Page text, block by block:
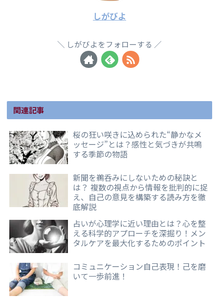
しがびよ
しがびよをフォローする
関連記事
桜の狂い咲きに込められた“静かなメ
ッセージ”とは？感性と気づきが共鳴
する季節の物語
新聞を鵜呑みにしないための秘訣と
は？ 複数の視点から情報を批判的に捉
え、自己の意見を構築する読み方を徹
底解説
占いが心理学に近い理由とは？心を整
える科学的アプローチを深掘り！メン
タルケアを最大化するためのポイント
コミュニケーション自己表現！己を磨
いて一歩前進！